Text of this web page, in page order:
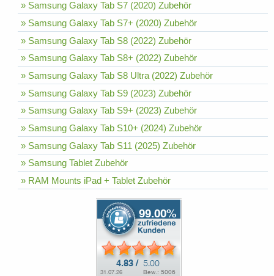
» Samsung Galaxy Tab S7 (2020) Zubehör
» Samsung Galaxy Tab S7+ (2020) Zubehör
» Samsung Galaxy Tab S8 (2022) Zubehör
» Samsung Galaxy Tab S8+ (2022) Zubehör
» Samsung Galaxy Tab S8 Ultra (2022) Zubehör
» Samsung Galaxy Tab S9 (2023) Zubehör
» Samsung Galaxy Tab S9+ (2023) Zubehör
» Samsung Galaxy Tab S10+ (2024) Zubehör
» Samsung Galaxy Tab S11 (2025) Zubehör
» Samsung Tablet Zubehör
» RAM Mounts iPad + Tablet Zubehör